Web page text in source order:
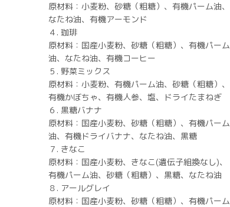
原材料：小麦粉、砂糖（粗糖）、有機パーム油、
なたね油、有機アーモンド
４. 珈琲
原材料：国産小麦粉、砂糖（粗糖）、有機パーム
油、なたね油、有機コーヒー
５. 野菜ミックス
原材料：小麦粉、有機パーム油、砂糖（粗糖）、
有機かぼちゃ、有機人参、塩、ドライたまねぎ
６. 黒糖バナナ
原材料：国産小麦粉、砂糖（粗糖）、有機パーム
油、有機ドライバナナ、なたね油、黒糖
７. きなこ
原材料：国産小麦粉、きなこ(遺伝子組換なし)、
有機パーム油、砂糖（粗糖）、黒糖、なたね油
８. アールグレイ
原材料：国産小麦粉、砂糖（粗糖）、有機パーム